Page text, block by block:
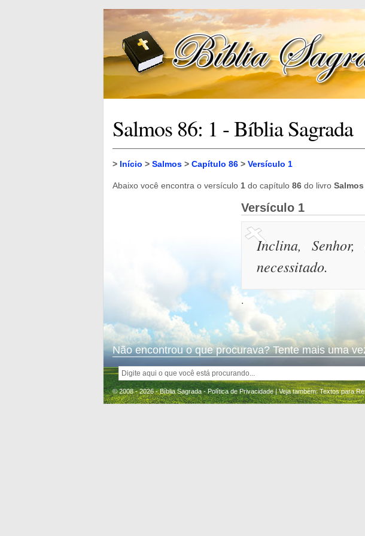
Salmos 86: 1 - Bíblia Sagrada
> Início > Salmos > Capítulo 86 > Versículo 1
Abaixo você encontra o versículo 1 do capítulo 86 do livro Salmos
Versículo 1
Inclina,
necessitado.
.
Não encontrou o que procurava? Tente mais uma
© 2008 - 2026 - Bíblia Sagrada -Política de Privacidade| Veja também:Textos para